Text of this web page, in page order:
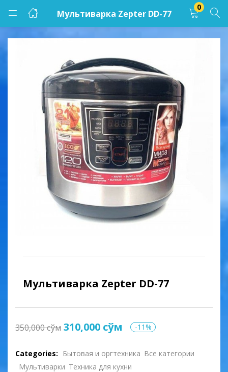
Мультиварка Zepter DD-77
0
LOGIN
Enter your username and password to login.
Remember me Lost password?
Мультиварка Zepter DD-77
350,000сўм 310,000 сўм -11%
Categories: Бытовая и оргтехника Все категории
Мультиварки Техника для кухни